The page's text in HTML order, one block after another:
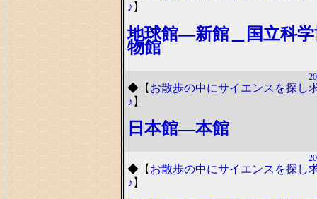
♪ 】
地球館―新館＿国立科学
物館
◆ 【 お散歩の中にサイエンスを探し
♪ 】
日本館―本館
◆ 【 お散歩の中にサイエンスを探し
♪ 】